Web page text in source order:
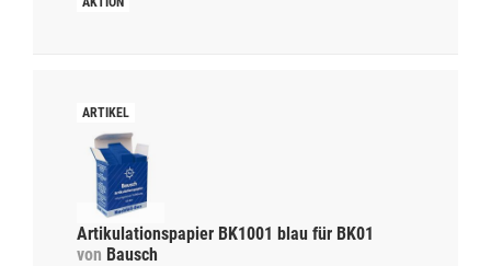
Artikulationspapier BK1001 blau für BK01
von Bausch